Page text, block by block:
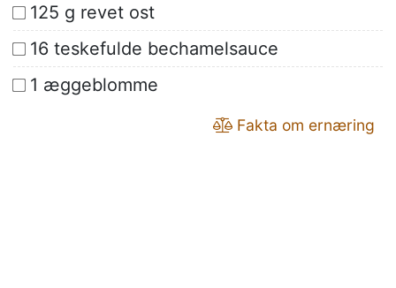
125 g revet ost
16 teskefulde bechamelsauce
1 æggeblomme
Fakta om ernæring